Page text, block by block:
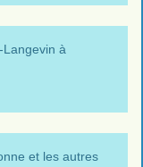
Langevin à
et les autres